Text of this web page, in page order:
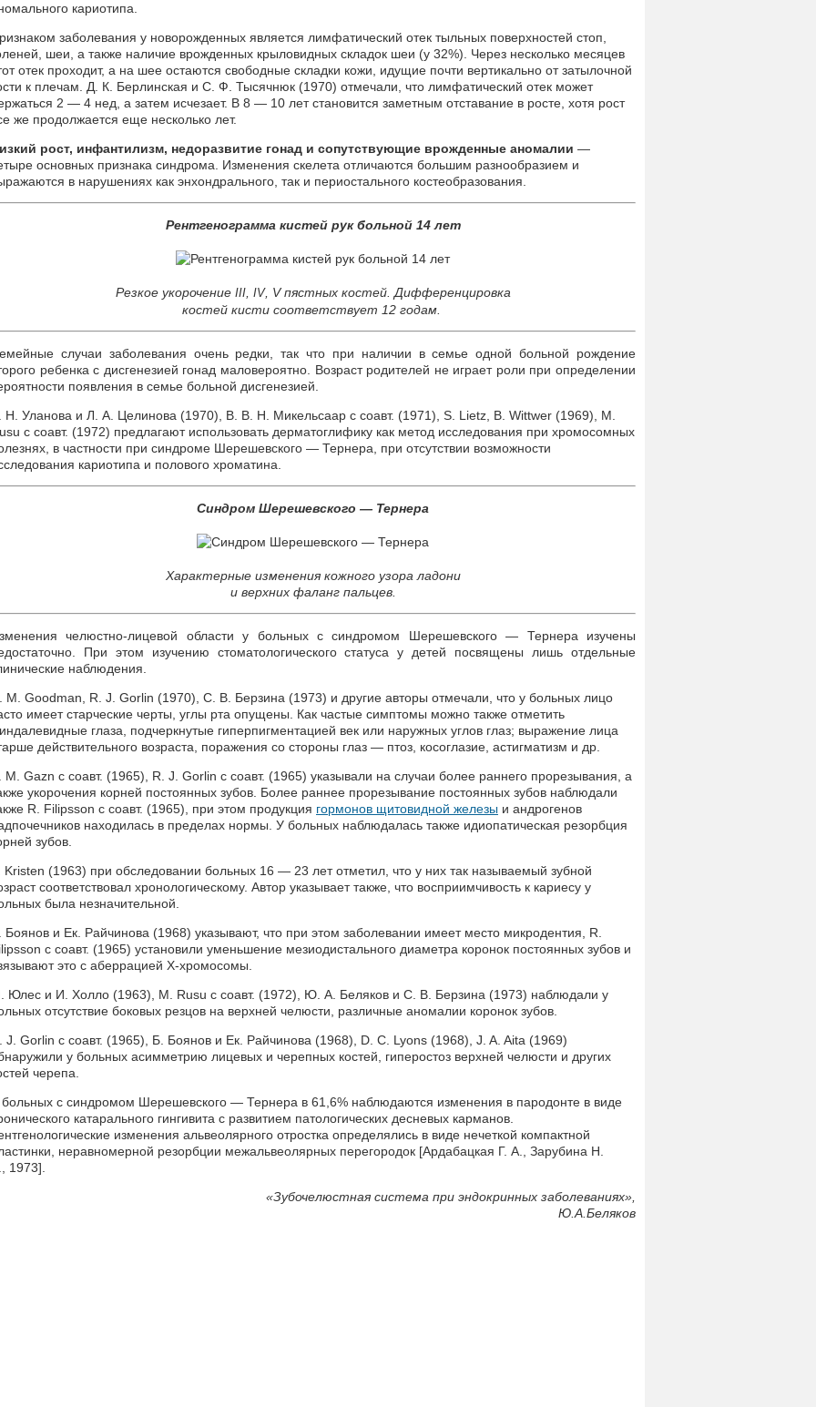
кариотипа.
заболевания у новорожденных является лимфатический отек тыльных поверхностей стоп,
шеи, а также наличие врожденных крыловидных складок шеи (у 32%). Через несколько месяцев
отек проходит, а на шее остаются свободные складки кожи, идущие почти вертикально от затылочной
к плечам. Д. К. Берлинская и С. Ф. Тысячнюк (1970) отмечали, что лимфатический отек может
2 — 4 нед, а затем исчезает. В 8 — 10 лет становится заметным отставание в росте, хотя рост
же продолжается еще несколько лет.
рост, инфантилизм, недоразвитие гонад и сопутствующие врожденные аномалии —
основных признака синдрома. Изменения скелета отличаются большим разнообразием и
в нарушениях как энхондрального, так и периостального костеобразования.
Рентгенограмма кистей рук больной 14 лет
Резкое укорочение III, IV, V пястных костей. Дифференцировка
костей кисти соответствует 12 годам.
случаи заболевания очень редки, так что при наличии в семье одной больной рождение
ребенка с дисгенезией гонад маловероятно. Возраст родителей не играет роли при определении
появления в семье больной дисгенезией.
Н. Уланова и Л. А. Целинова (1970), В. В. Н. Микельсаар с соавт. (1971), S. Lietz, В. Wittwer (1969), М.
с соавт. (1972) предлагают использовать дерматоглифику как метод исследования при хромосомных
в частности при синдроме Шерешевского — Тернера, при отсутствии возможности
кариотипа и полового хроматина.
Синдром Шерешевского — Тернера
Характерные изменения кожного узора ладони
и верхних фаланг пальцев.
челюстно-лицевой области у больных с синдромом Шерешевского — Тернера изучены
При этом изучению стоматологического статуса у детей посвящены лишь отдельные
наблюдения.
М. Goodman, R. J. Gorlin (1970), С. В. Берзина (1973) и другие авторы отмечали, что у больных лицо
имеет старческие черты, углы рта опущены. Как частые симптомы можно также отметить
глаза, подчеркнутые гиперпигментацией век или наружных углов глаз; выражение лица
действительного возраста, поражения со стороны глаз — птоз, косоглазие, астигматизм и др.
М. Gazn с соавт. (1965), R. J. Gorlin с соавт. (1965) указывали на случаи более раннего прорезывания, а
укорочения корней постоянных зубов. Более раннее прорезывание постоянных зубов наблюдали
R. Filipsson с соавт. (1965), при этом продукция гормонов щитовидной железы и андрогенов
находилась в пределах нормы. У больных наблюдалась также идиопатическая резорбция
зубов.
Kristen (1963) при обследовании больных 16 — 23 лет отметил, что у них так называемый зубной
соответствовал хронологическому. Автор указывает также, что восприимчивость к кариесу у
была незначительной.
Боянов и Ек. Райчинова (1968) указывают, что при этом заболевании имеет место микродентия, R.
с соавт. (1965) установили уменьшение мезиодистального диаметра коронок постоянных зубов и
это с аберрацией Х-хромосомы.
Юлес и И. Холло (1963), М. Rusu с соавт. (1972), Ю. А. Беляков и С. В. Берзина (1973) наблюдали у
отсутствие боковых резцов на верхней челюсти, различные аномалии коронок зубов.
J. Gorlin с соавт. (1965), Б. Боянов и Ек. Райчинова (1968), D. С. Lyons (1968), J. A. Aita (1969)
у больных асимметрию лицевых и черепных костей, гиперостоз верхней челюсти и других
черепа.
с синдромом Шерешевского — Тернера в 61,6% наблюдаются изменения в пародонте в виде
катарального гингивита с развитием патологических десневых карманов.
изменения альвеолярного отростка определялись в виде нечеткой компактной
неравномерной резорбции межальвеолярных перегородок [Ардабацкая Г. А., Зарубина Н.
1973].
«Зубочелюстная система при эндокринных заболеваниях»,
Ю.А.Беляков